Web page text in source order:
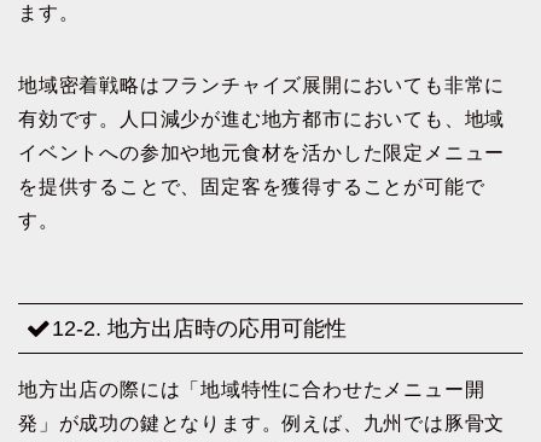
ます。
地域密着戦略はフランチャイズ展開においても非常に
有効です。人口減少が進む地方都市においても、地域
イベントへの参加や地元食材を活かした限定メニュー
を提供することで、固定客を獲得することが可能で
す。
12-2. 地方出店時の応用可能性
地方出店の際には「地域特性に合わせたメニュー開
発」が成功の鍵となります。例えば、九州では豚骨文